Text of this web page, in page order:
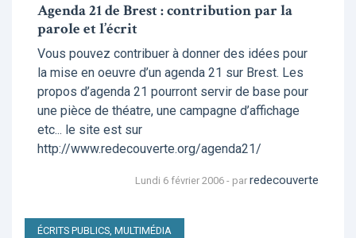
Agenda 21 de Brest : contribution par la
parole et l’écrit
Vous pouvez contribuer à donner des idées pour
la mise en oeuvre d’un agenda 21 sur Brest. Les
propos d’agenda 21 pourront servir de base pour
une pièce de théatre, une campagne d’affichage
etc... le site est sur
http://www.redecouverte.org/agenda21/
Lundi 6 février 2006 - par redecouverte
ÉCRITS PUBLICS, MULTIMÉDIA